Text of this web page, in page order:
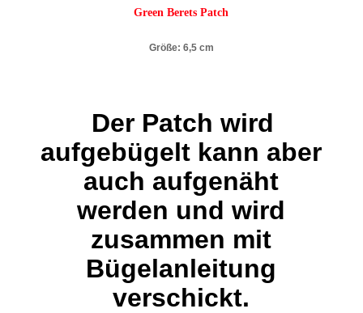
Green Berets Patch
Größe: 6,5 cm
Der Patch wird
aufgebügelt kann aber
auch aufgenäht
werden und wird
zusammen mit
Bügelanleitung
verschickt.